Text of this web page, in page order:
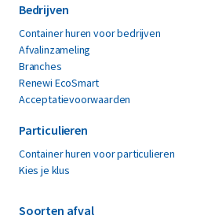
Bedrijven
Container huren voor bedrijven
Afvalinzameling
Branches
Renewi EcoSmart
Acceptatievoorwaarden
Particulieren
Container huren voor particulieren
Kies je klus
Soorten afval